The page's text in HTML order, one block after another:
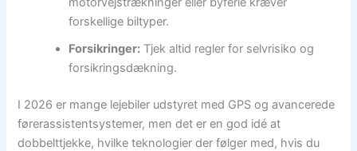
forskellige biltyper.
Forsikringer: Tjek altid regler for selvrisiko og
forsikringsdækning.
I 2026 er mange lejebiler udstyret med GPS og avancerede
førerassistentsystemer, men det er en god idé at
dobbelttjekke, hvilke teknologier der følger med, hvis du